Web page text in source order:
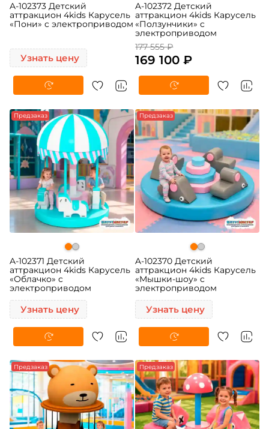
A-102373 Детский
аттракцион 4kids Карусель
«Пони» c электроприводом
Узнать цену
A-102372 Детский
аттракцион 4kids Карусель
«Ползунчики» c
электроприводом
177 555 ₽
169 100 ₽
Предзаказ
A-102371 Детский
аттракцион 4kids Карусель
«Облачко» c
электроприводом
Узнать цену
Предзаказ
A-102370 Детский
аттракцион 4kids Карусель
«Мышки-шоу» c
электроприводом
Узнать цену
Предзаказ Предзаказ